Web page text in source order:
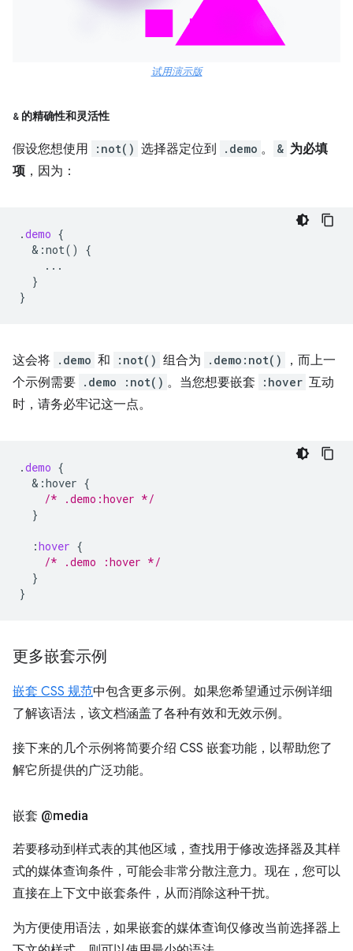
试用演示版
& 的精确性和灵活性
假设您想使用 :not() 选择器定位到 .demo 。 & 为必填
项 ，因为：
.demo {
& :not()
{
...
}
}
这会将 .demo 和 :not() 组合为 .demo:not()
，而上一
个示例需要 .demo :not() 。当您想要嵌套 :hover 互动
时，请务必牢记这一点。
.demo {
& :hover {
/* .demo:hover */
}
:hover {
/* .demo :hover */
}
}
更多嵌套示例
嵌套 CSS 规范中包含更多示例。如果您希望通过示例详细
了解该语法，该文档涵盖了各种有效和无效示例。
接下来的几个示例将简要介绍 CSS 嵌套功能，以帮助您了
解它所提供的广泛功能。
嵌套 @media
若要移动到样式表的其他区域，查找用于修改选择器及其样
式的媒体查询条件，可能会非常分散注意力。现在，您可以
直接在上下文中嵌套条件，从而消除这种干扰。
为方便使用语法，如果嵌套的媒体查询仅修改当前选择器上